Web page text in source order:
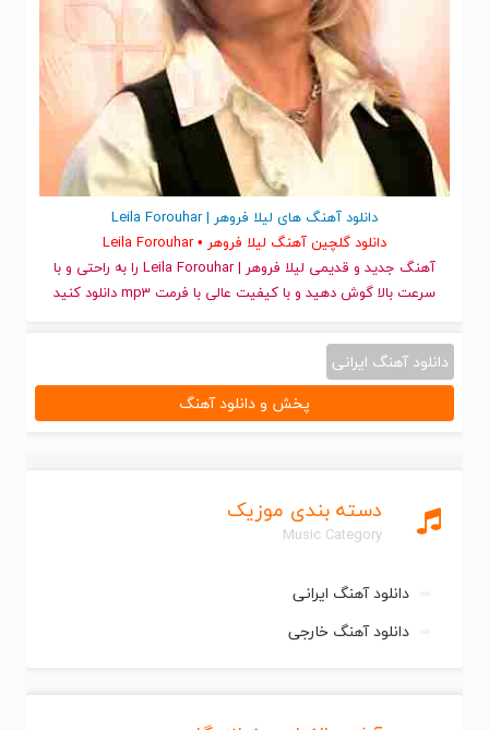
دسته بندی موزیک
Music Category
دانلود آهنگ ایرانی
دانلود آهنگ خارجی
دانلود آهنگ های لیلا فروهر | Leila Forouhar
دانلود گلچین آهنگ لیلا فروهر • Leila Forouhar
آهنگ جدید
و قدیمی لیلا فروهر | Leila Forouhar را به راحتی و با
سرعت بالا گوش دهید و با کیفیت عالی با فرمت mp3 دانلود کنید
دانلود آهنگ ایرانی
پخش و دانلود آهنگ